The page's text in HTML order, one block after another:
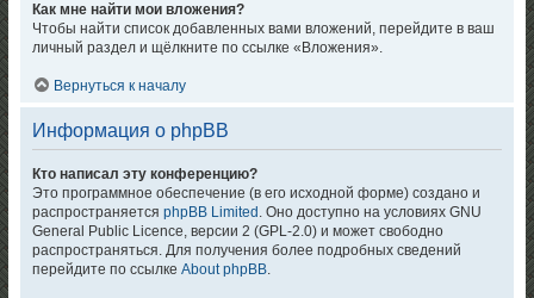
Как мне найти мои вложения?
Чтобы найти список добавленных вами вложений, перейдите в ваш
личный раздел и щёлкните по ссылке «Вложения».
Вернуться к началу
Информация о phpBB
Кто написал эту конференцию?
Это программное обеспечение (в его исходной форме) создано и
распространяетсяphpBB Limited . Оно доступно на условиях GNU
General Public Licence, версии 2 (GPL-2.0) и может свободно
распространяться. Для получения более подробных сведений
перейдите по ссылкеAbout phpBB.